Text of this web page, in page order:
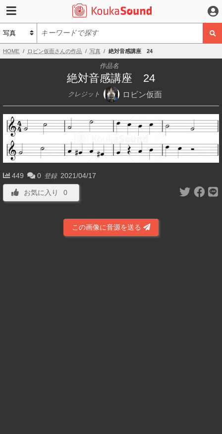
HOME ロビン仮面さんの作品 写真 絶対音感講座 24
作品名
絶対音感講座 24
クレジット ロビン仮面
449 0 登録 2021/04/17
お気に入り 0
この画像に音源を送る